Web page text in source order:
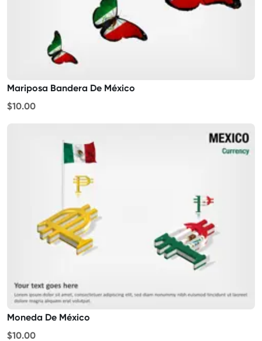
Mariposa Bandera De México
$10.00
Moneda De México
$10.00